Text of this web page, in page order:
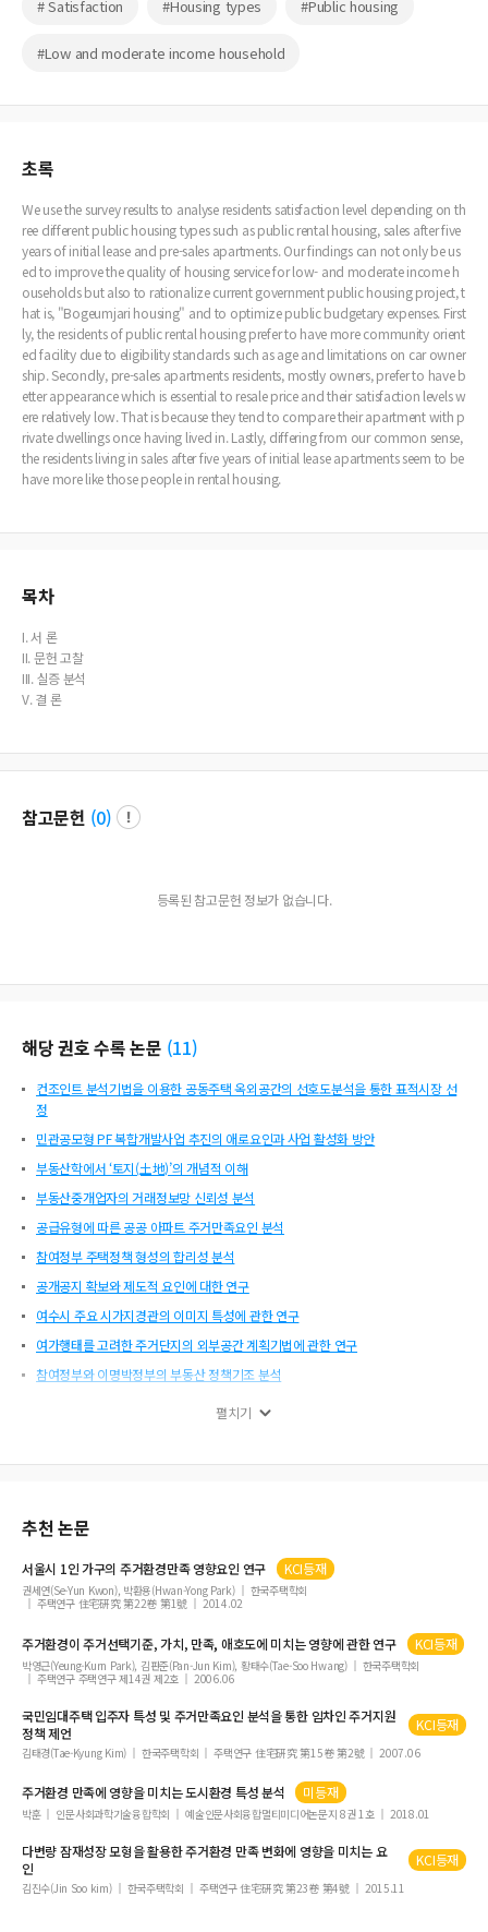
# Satisfaction #Housing types #Public housing
#Low and moderate income household
초록
We use the survey results to analyse residents satisfaction level depending on th
ree different public housing types such as public rental housing, sales after five
years of initial lease and pre-sales apartments. Our findings can not only be us
ed to improve the quality of housing service for low- and moderate income h
ouseholds but also to rationalize current government public housing project, t
hat is, "Bogeumjari housing" and to optimize public budgetary expenses. First
ly, the residents of public rental housing prefer to have more community orient
ed facility due to eligibility standards such as age and limitations on car owner
ship. Secondly, pre-sales apartments residents, mostly owners, prefer to have b
etter appearance which is essential to resale price and their satisfaction levels w
ere relatively low. That is because they tend to compare their apartment with p
rivate dwellings once having lived in. Lastly, differing from our common sense,
the residents living in sales after five years of initial lease apartments seem to be
have more like those people in rental housing.
목차
I. 서 론
II. 문헌 고찰
III. 실증 분석
V. 결 론
참고문헌 (0)
등록된 참고문헌 정보가 없습니다.
해당 권호 수록 논문 (11)
컨조인트 분석기법을 이용한 공동주택 옥외공간의 선호도분석을 통한 표적시장 선
정
민관공모형 PF 복합개발사업 추진의 애로요인과 사업 활성화 방안
부동산학에서 ‘토지(土地)’의 개념적 이해
부동산중개업자의 거래정보망 신뢰성 분석
공급유형에 따른 공공 아파트 주거만족요인 분석
참여정부 주택정책 형성의 합리성 분석
공개공지 확보와 제도적 요인에 대한 연구
여수시 주요 시가지경관의 이미지 특성에 관한 연구
여가행태를 고려한 주거단지의 외부공간 계획기법에 관한 연구
참여정부와 이명박정부의 부동산 정책기조 분석
역사적 환경의 보전적 측면에서 본 조선시대 의령읍치 경관
펼치기
추천 논문
서울시 1인 가구의 주거환경만족영향요인 연구 KCI등재
권세연(Se-Yun Kwon), 박환용(Hwan-Yong Park)
한국주택학회
주택연구 住宅硏究 第22卷 第1號
2014.02
주거환경이주거선택기준, 가치, 만족, 애호도에 미치는 영향에 관한 연구 KCI등재
박영근(Yeung-Kurn Park), 김판준(Pan-Jun Kim), 황태수(Tae-Soo Hwang)
한국주택학회
주택연구 주택연구 제14권 제2호
2006.06
국민임대주택 입주자 특성 및 주거만족요인 분석을 통한 임차인주거지원
정책 제언
KCI등재
김태경(Tae-Kyung Kim) 한국주택학회 주택연구 住宅硏究 第15卷 第2號 2007.06
주거환경 만족에 영향을 미치는 도시환경 특성 분석 미등재
박훈 인문사회과학기술융합학회 예술인문사회융합멀티미디어논문지 8권 1호 2018.01
다변량 잠재성장 모형을 활용한주거환경 만족변화에 영향을 미치는 요
인
KCI등재
김진수(Jin Soo kim) 한국주택학회 주택연구 住宅硏究 第23卷 第4號 2015.11